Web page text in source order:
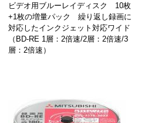
ビデオ用ブルーレイディスク 10枚
+1枚の増量パック 繰り返し録画に
対応したインクジェット対応ワイド
（BD-RE 1層：2倍速/2層：2倍速/3
層：2倍速）